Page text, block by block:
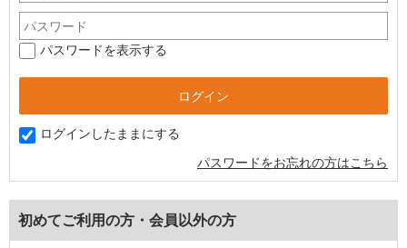
パスワードを表示する
ログインしたままにする
パスワードをお忘れの方はこちら
初めてご利用の方・会員以外の方